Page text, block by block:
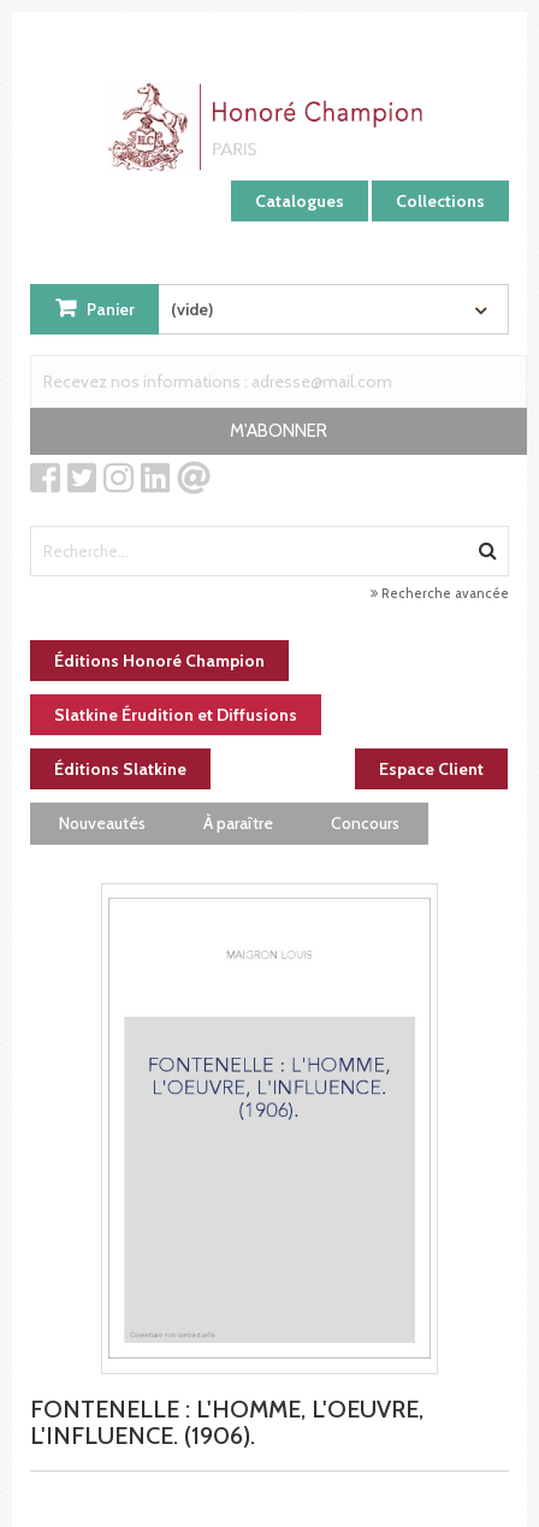
Catalogues Collections
Panier (vide)
M'ABONNER
Recherche avancée
Éditions Honoré Champion
Slatkine Érudition et Diffusions
Éditions Slatkine Espace Client
Nouveautés À paraître Concours
FONTENELLE : L'HOMME, L'OEUVRE,
L'INFLUENCE. (1906).